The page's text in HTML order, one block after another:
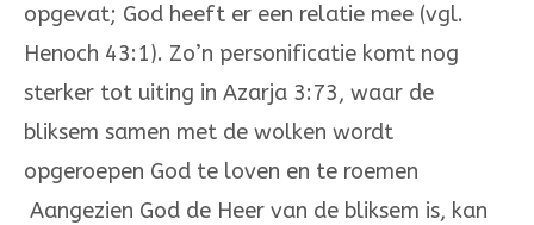
opgevat; God heeft er een relatie mee (vgl.
Henoch 43:1). Zo’n personifica­tie komt nog
sterker tot uiting in Azarja 3:73, waar de
bliksem samen met de wolken wordt
opgeroepen God te loven en te roemen
Aangezien God de Heer van de bliksem is, kan